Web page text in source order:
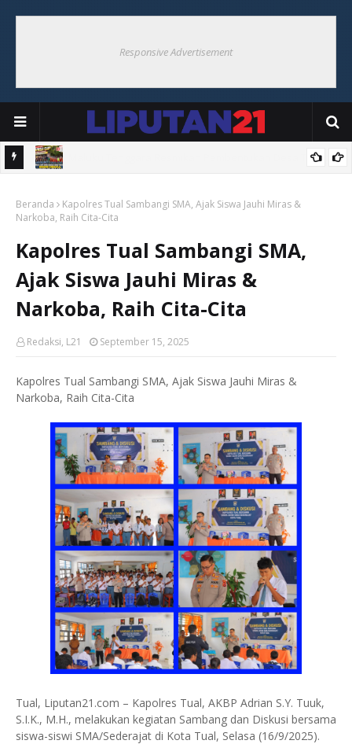
Responsive Advertisement
Semarakkan HUT Ke-81 RI
Beranda
Kapolres Tual Sambangi SMA, Ajak Siswa Jauhi Miras &
Narkoba, Raih Cita-Cita
Kapolres Tual Sambangi SMA,
Ajak Siswa Jauhi Miras &
Narkoba, Raih Cita-Cita
Redaksi, L21 September 15, 2025
Kapolres Tual Sambangi SMA, Ajak Siswa Jauhi Miras &
Narkoba, Raih Cita-Cita
Tual, Liputan21.com – Kapolres Tual, AKBP Adrian S.Y. Tuuk,
S.I.K., M.H., melakukan kegiatan Sambang dan Diskusi bersama
siswa-siswi SMA/Sederajat di Kota Tual, Selasa (16/9/2025).